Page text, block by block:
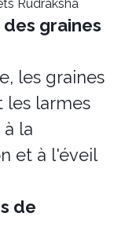
Rudraksha
graines
les graines
les larmes
la
et à l'éveil
de